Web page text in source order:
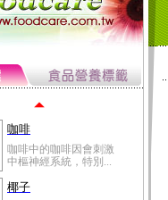
榛果
榛果裡所含的營養素有
迷迭香
迷迭香 裡頭含有咖啡
酸、迷迭香酸、植物...
咖啡
咖啡中的咖啡因會刺激
中樞神經系統，特別...
椰子